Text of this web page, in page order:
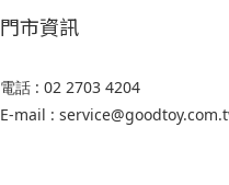
門市資訊
電話 : 02 2703 4204
E-mail :